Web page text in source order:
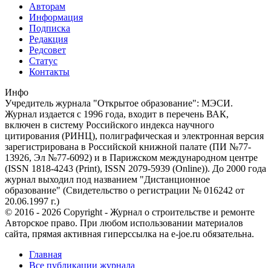
Авторам
Информация
Подписка
Редакция
Редсовет
Статус
Контакты
Инфо
Учредитель журнала "Открытое образование": МЭСИ.
Журнал издается с 1996 года, входит в перечень ВАК,
включен в систему Российского индекса научного
цитирования (РИНЦ), полиграфическая и электронная версия
зарегистрирована в Российской книжной палате (ПИ №77-
13926, Эл №77-6092) и в Парижском международном центре
(ISSN 1818-4243 (Print), ISSN 2079-5939 (Online)). До 2000 года
журнал выходил под названием "Дистанционное
образование" (Свидетельство о регистрации № 016242 от
20.06.1997 г.)
© 2016 - 2026 Copyright - Журнал о строительстве и ремонте
Авторское право. При любом использовании материалов
сайта, прямая активная гиперссылка на e-joe.ru обязательна.
Главная
Все публикации журнала